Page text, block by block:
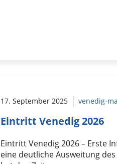
17. September 2025 venedig-
Eintritt Venedig 2026
Eintritt Venedig 2026 – Erste
eine deutliche Ausweitung